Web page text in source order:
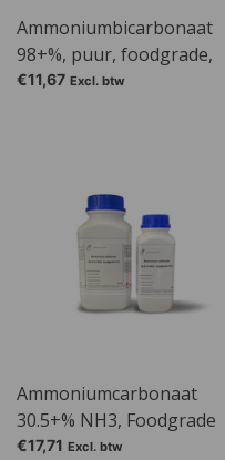
Ammoniumbicarbonaat
98+%, puur, foodgrade,
E503ii
€11,67 Excl. btw
Ammoniumcarbonaat
30.5+% NH3, Foodgrade
FCC
€17,71 Excl. btw